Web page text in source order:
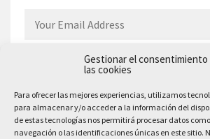
Gestionar el consentimiento
las cookies
Para ofrecer las mejores experiencias, utilizamos
para almacenar y/o acceder a la información del
de estas tecnologías nos permitirá procesar datos
navegación o las identificaciones únicas en este sitio.
EL AYUNTAMIENTO
Plaza Mayor, 10
San Clemente, 16600, Cuenca